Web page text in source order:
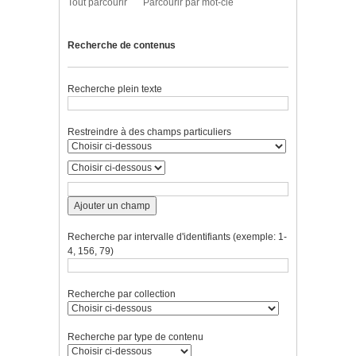
Tout parcourir Parcourir par mot-clé
Recherche de contenus
Recherche plein texte
Restreindre à des champs particuliers
Ajouter un champ
Recherche par intervalle d'identifiants (exemple: 1-
4, 156, 79)
Recherche par collection
Recherche par type de contenu